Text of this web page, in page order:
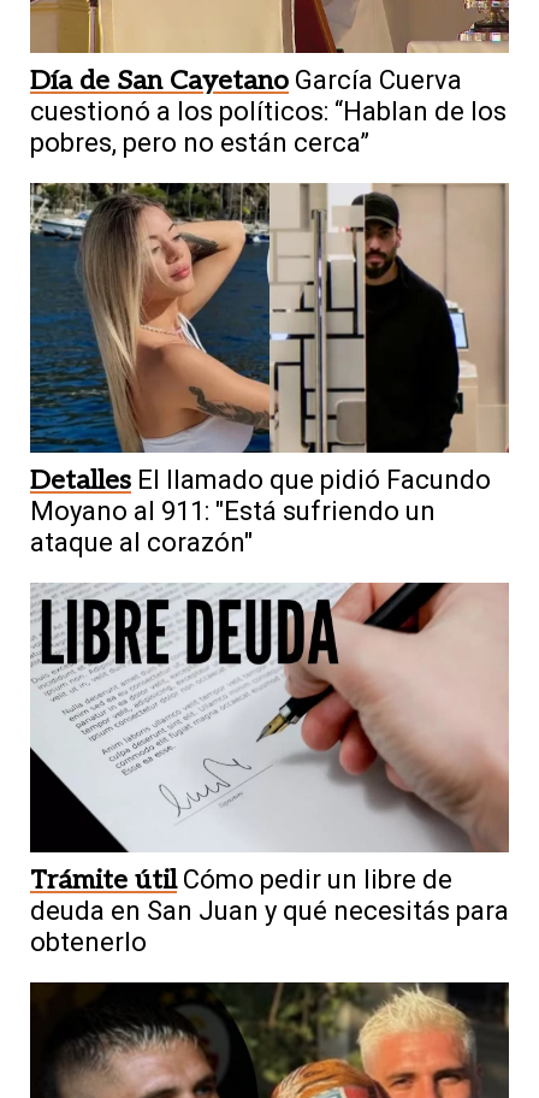
Día de San Cayetano García Cuerva
cuestionó a los políticos: “Hablan de los
pobres, pero no están cerca”
Detalles El llamado que pidió Facundo
Moyano al 911: "Está sufriendo un
ataque al corazón"
Trámite útil Cómo pedir un libre de
deuda en San Juan y qué necesitás para
obtenerlo